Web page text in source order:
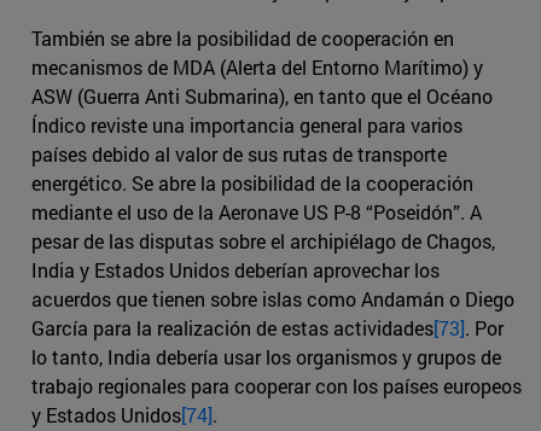
También se abre la posibilidad de cooperación en
mecanismos de MDA (Alerta del Entorno Marítimo) y
ASW (Guerra Anti Submarina), en tanto que el Océano
Índico reviste una importancia general para varios
países debido al valor de sus rutas de transporte
energético. Se abre la posibilidad de la cooperación
mediante el uso de la Aeronave US P-8 “Poseidón”. A
pesar de las disputas sobre el archipiélago de Chagos,
India y Estados Unidos deberían aprovechar los
acuerdos que tienen sobre islas como Andamán o Diego
García para la realización de estas actividades[73]. Por
lo tanto, India debería usar los organismos y grupos de
trabajo regionales para cooperar con los países europeos
y Estados Unidos[74].